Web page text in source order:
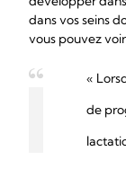
dans vos seins
vous pouvez
«
de